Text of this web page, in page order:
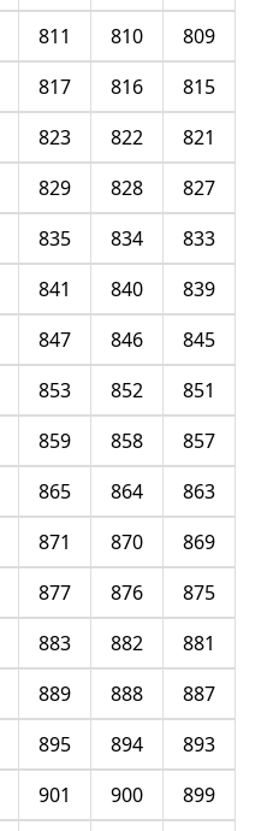
809
810
811
815
816
817
821
822
823
827
828
829
833
834
835
839
840
841
845
846
847
851
852
853
857
858
859
863
864
865
869
870
871
875
876
877
881
882
883
887
888
889
893
894
895
899
900
901